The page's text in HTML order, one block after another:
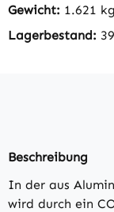
Gewicht: 1.621 kg
Lagerbestand:
Beschreibung
In der aus
wird durch ein